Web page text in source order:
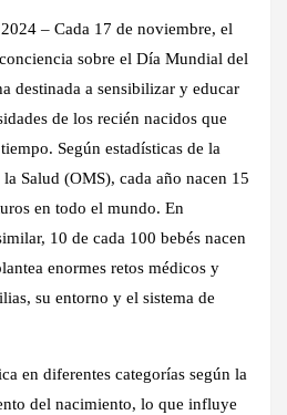
– Cada 17 de noviembre, el
sobre el Día Mundial del
destinada a sensibilizar y educar
de los recién nacidos que
Según estadísticas de la
Salud (OMS), cada año nacen 15
en todo el mundo. En
10 de cada 100 bebés nacen
enormes retos médicos y
su entorno y el sistema de
en diferentes categorías según la
del nacimiento, lo que influye